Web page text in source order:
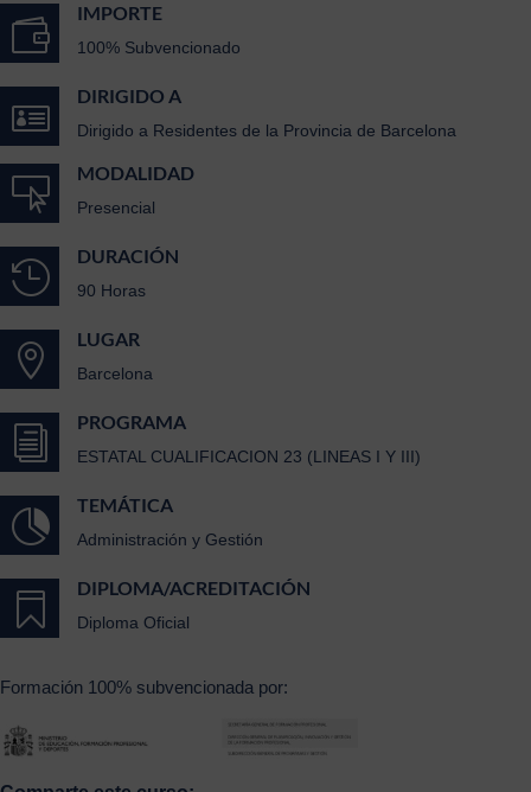

IMPORTE
100% Subvencionado

DIRIGIDO A
Dirigido a Residentes de la Provincia de Barcelona

MODALIDAD
Presencial

DURACIÓN
90 Horas

LUGAR
Barcelona
i
PROGRAMA
ESTATAL CUALIFICACION 23 (LINEAS I Y III)

TEMÁTICA
Administración y Gestión

DIPLOMA/ACREDITACIÓN
Diploma Oficial
Formación 100% subvencionada por: